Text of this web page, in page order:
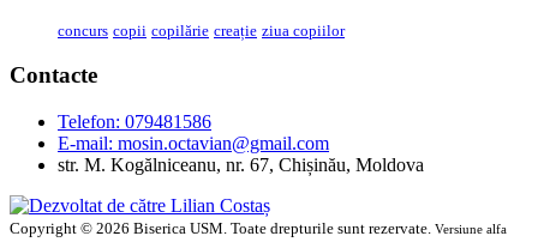
concurs copii copilărie creație ziua copiilor
Contacte
Telefon: 079481586
E-mail: mosin.octavian@gmail.com
str. M. Kogălniceanu, nr. 67, Chișinău, Moldova
Copyright © 2026 Biserica USM. Toate drepturile sunt rezervate. Versiune alfa